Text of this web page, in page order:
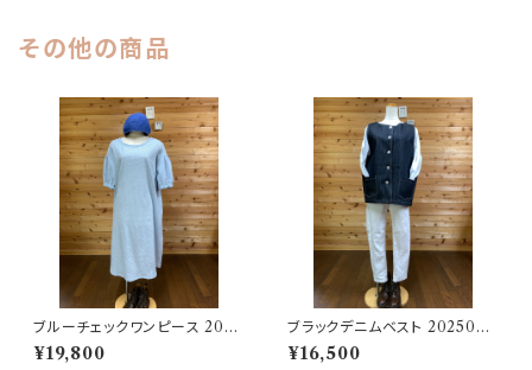
その他の商品
ブルーチェックワンピース 2025
06251746
¥19,800
ブラックデニムベスト 2025062
51715
¥16,500